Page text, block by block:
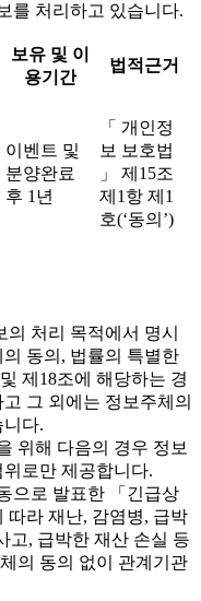
를 처리하고 있습니다.
보유 및 이
용기간
법적근거
이벤트 및
분양완료
후 1년
「 개인정
보 보호법
」 제15조
제1항 제1
호(‘동의’)
처리 목적에서 명시
동의, 법률의 특별한
제18조에 해당하는 경
그 외에는 정보주체의
다.
위해 다음의 경우 정보
로만 제공합니다.
으로 발표한 「긴급상
따라 재난, 감염병, 급박
고, 급박한 재산 손실 등
의 동의 없이 관계기관